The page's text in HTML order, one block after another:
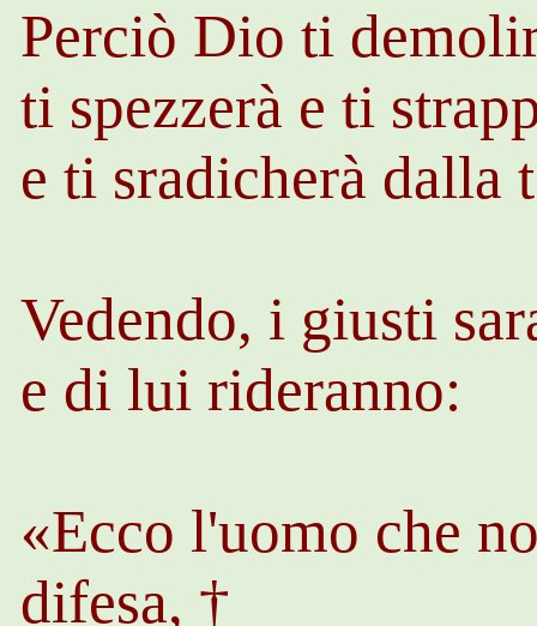
Perciò Dio ti
ti spezzerà e ti
e ti sradicherà
Vedendo, i giusti
e di lui rideranno:
«Ecco l'uomo che
difesa, †